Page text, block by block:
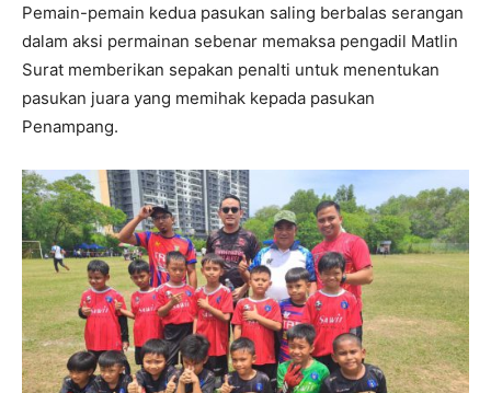
Pemain-pemain kedua pasukan saling berbalas serangan
dalam aksi permainan sebenar memaksa pengadil Matlin
Surat memberikan sepakan penalti untuk menentukan
pasukan juara yang memihak kepada pasukan
Penampang.